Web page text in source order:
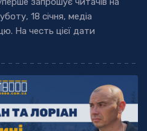
18 січня, медіа
На честь цієї дати